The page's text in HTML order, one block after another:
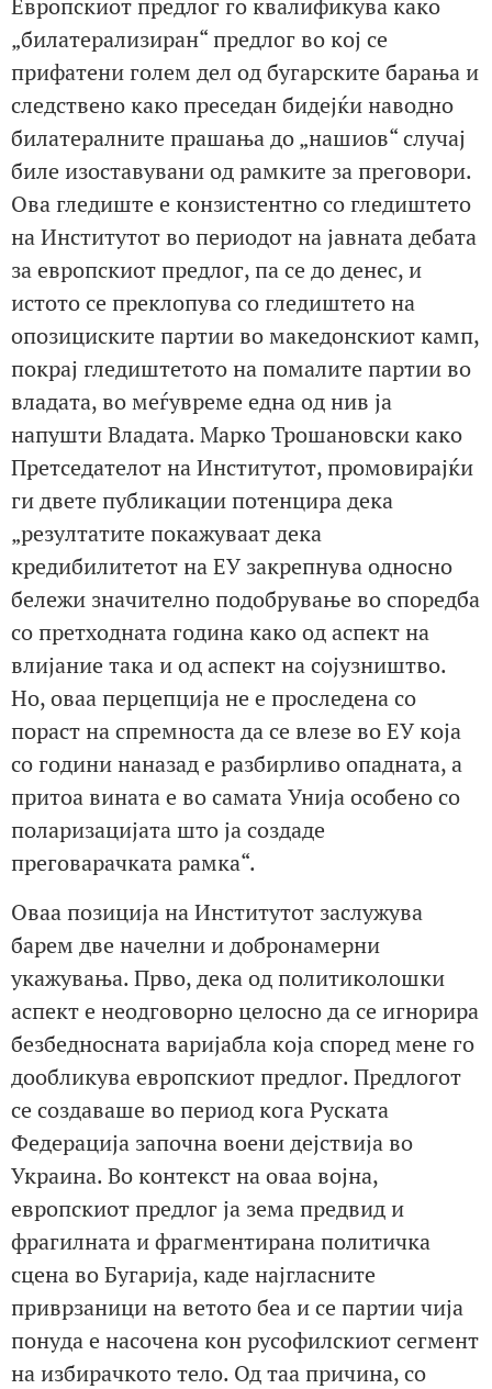
Европскиот предлог го квалификува како
„билатерализиран“ предлог во кој се
прифатени голем дел од бугарските барања и
следствено како преседан бидејќи наводно
билатералните прашања до „нашиов“ случај
биле изоставувани од рамките за преговори.
Ова гледиште е конзистентно со гледиштето
на Институтот во периодот на јавната дебата
за европскиот предлог, па се до денес, и
истото се преклопува со гледиштето на
опозициските партии во македонскиот камп,
покрај гледиштетото на помалите партии во
владата, во меѓувреме една од нив ја
напушти Владата. Марко Трошановски како
Претседателот на Институтот, промовирајќи
ги двете публикации потенцира дека
„резултатите покажуваат дека
кредибилитетот на ЕУ закрепнува односно
бележи значително подобрување во споредба
со претходната година како од аспект на
влијание така и од аспект на сојузништво.
Но, оваа перцепција не е проследена со
пораст на спремноста да се влезе во ЕУ која
со години наназад е разбирливо опадната, а
притоа вината е во самата Унија особено со
поларизацијата што ја создаде
преговарачката рамка“.
Оваа позиција на Институтот заслужува
барем две начелни и добронамерни
укажувања. Прво, дека од политиколошки
аспект е неодговорно целосно да се игнорира
безбедносната варијабла која според мене го
дообликува европскиот предлог. Предлогот
се создаваше во период кога Руската
Федерација започна воени дејствија во
Украина. Во контекст на оваа војна,
европскиот предлог ја зема предвид и
фрагилната и фрагментирана политичка
сцена во Бугарија, каде најгласните
приврзаници на ветото беа и се партии чија
понуда е насочена кон русофилскиот сегмент
на избирачкото тело. Од таа причина, со